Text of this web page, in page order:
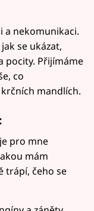
a nekomunikaci.
se ukázat,
pocity. Přijímáme
co
mandlích.
pro mne
mám
trápí, čeho se